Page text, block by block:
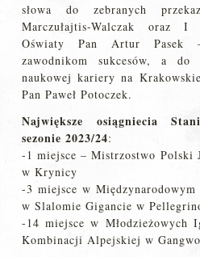
słowa do zebranych
Marczułajtis-Walczak oraz I
Oświaty Pan Artur Pasek
zawodnikom sukcesów, a
naukowej kariery na
Pan Paweł Potoczek.
Największe osiągniecia
sezonie 2023/24:
-1 miejsce – Mistrzostwo Polski
w Krynicy
-3 miejsce w Międzynarodowym
w Slalomie Gigancie w
-14 miejsce w Młodzieżowych
Kombinacji Alpejskiej w